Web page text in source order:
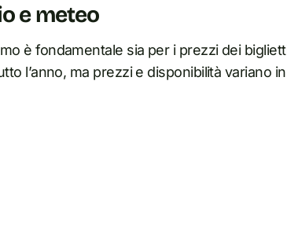
e meteo
è fondamentale sia per i prezzi dei
l’anno, ma prezzi e disponibilità variano